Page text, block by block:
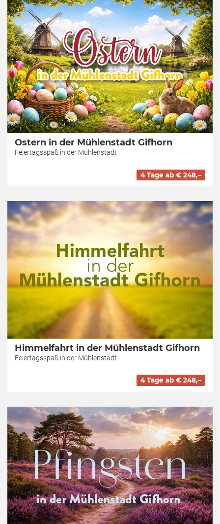
Ostern in der Mühlenstadt Gifhorn
Feiertagsspaß in der Mühlenstadt
4 Tage ab € 248,–
Himmelfahrt in der Mühlenstadt Gifhorn
Feiertagsspaß in der Mühlenstadt
4 Tage ab € 248,–